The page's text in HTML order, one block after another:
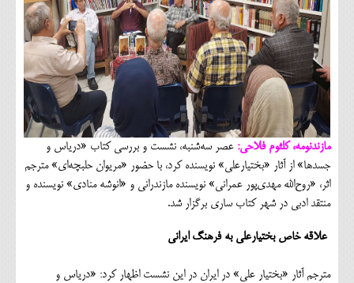
مازندنومه، کلثوم فلاحی: عصر سه‌شنبه، نشست و بررسی کتاب «دریاس و
جسدها» از آثار «بختیارعلی» نویسنده کرد، با حضور «مریوان حلبچه‌ای» مترجم
اثر، «روح‌الله مهدی‌پور عمرانی» نویسنده مازندرانی و «انوشه منادی» نویسنده و
منتقد ادبی در شهر کتاب ساری برگزار شد.
علاقه خاص بختیارعلی به فرهنگ ایرانی
مترجم آثار «بختیار علی» در ایران در این نشست اظهار کرد: «دریاس و